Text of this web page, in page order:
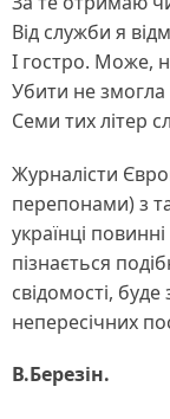
Від служби я
І гостро. Може,
Убити не змогла
Семи тих літер
Журналісти
перепонами) з
українці
пізнається
свідомості,
непересічних
В.Березін.